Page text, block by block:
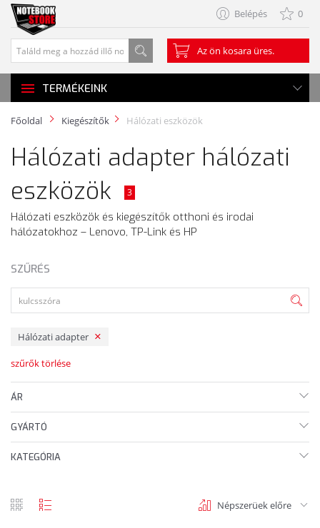
Belépés 0
Az ön kosara üres.
TERMÉKEINK
Főoldal Kiegészítők Hálózati eszközök
Hálózati adapter hálózati
eszközök
3
Hálózati eszközök és kiegészítők otthoni és irodai
hálózatokhoz – Lenovo, TP-Link és HP
SZŰRÉS
Hálózati adapter
szűrők törlése
ÁR
GYÁRTÓ
KATEGÓRIA
Népszerüek előre